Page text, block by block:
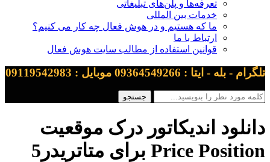
تعرفه‌ها و پلن‌های تبلیغاتی
خدمات بین المللی
ما که هستیم و در هوش فعال چه کار می کنیم؟
ارتباط با ما
قوانین استفاده از مطالب سایت هوش فعال
تلگرام - بله - ایتا : 09364549266 موبایل : 09119542983
دانلود اندیکاتور درک موقعیت
Price Position برای متاتریدر5